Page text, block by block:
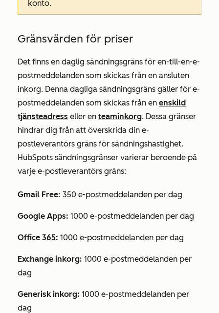
konto.
Gränsvärden för priser
Det finns en daglig sändningsgräns för en-till-en-e-
postmeddelanden som skickas från en ansluten
inkorg. Denna dagliga sändningsgräns gäller för e-
postmeddelanden som skickas från en enskild
tjänsteadress eller en teaminkorg. Dessa gränser
hindrar dig från att överskrida din e-
postleverantörs gräns för sändningshastighet.
HubSpots sändningsgränser varierar beroende på
varje e-postleverantörs gräns:
Gmail Free: 350 e-postmeddelanden per dag
Google Apps: 1000 e-postmeddelanden per dag
Office 365: 1000 e-postmeddelanden per dag
Exchange inkorg: 1000 e-postmeddelanden per
dag
Generisk inkorg: 1000 e-postmeddelanden per
dag